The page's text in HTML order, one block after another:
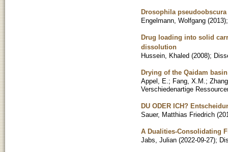
Drosophila
Engelmann, Wolfgang (2013)
Drug loading into solid
dissolution
Hussein, Khaled (2008);
Drying of the Qaidam
Appel, E. ; Fang, X.M. ;
Verschiedenartige
DU ODER ICH?
Sauer, Matthias Friedrich (
A Dualities-Consolidating
Jabs, Julian (2022-09-27);